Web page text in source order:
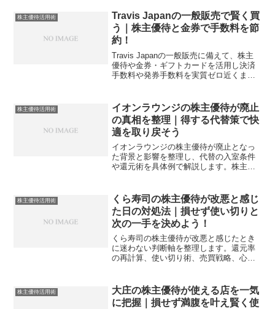
株主優待活用術
Travis Japanの一般販売で賢く買
う｜株主優待と金券で手数料を節
約！
Travis Japanの一般販売に備えて、株主
優待や金券・ギフトカードを活用し決済
手数料や発券手数料を実質ゼロ近くまで
う。
株主優待活用術
イオンラウンジの株主優待が廃止
の真相を整理｜得する代替策で快
適を取り戻そう
イオンラウンジの株主優待が廃止となっ
た背景と影響を整理し、代替の入室条件
や還元術を具体例で解説します。株主と
株主優待活用術
くら寿司の株主優待が改悪と感じ
た日の対処法｜損せず使い切りと
次の一手を決めよう！
くら寿司の株主優待が改悪と感じたとき
に迷わない判断軸を整理します。還元率
の再計算、使い切り術、売買戦略、心理
株主優待活用術
大庄の株主優待が使える店を一気
に把握｜損せず満腹を叶え賢く使